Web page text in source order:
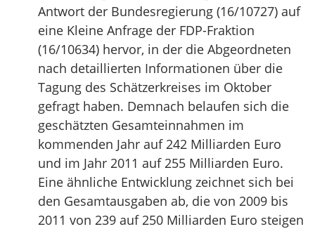
Antwort der Bundesregierung (16/10727) auf
eine Kleine Anfrage der FDP-Fraktion
(16/10634) hervor, in der die Abgeordneten
nach detaillierten Informationen über die
Tagung des Schätzerkreises im Oktober
gefragt haben. Demnach belaufen sich die
geschätzten Gesamteinnahmen im
kommenden Jahr auf 242 Milliarden Euro
und im Jahr 2011 auf 255 Milliarden Euro.
Eine ähnliche Entwicklung zeichnet sich bei
den Gesamtausgaben ab, die von 2009 bis
2011 von 239 auf 250 Milliarden Euro steigen